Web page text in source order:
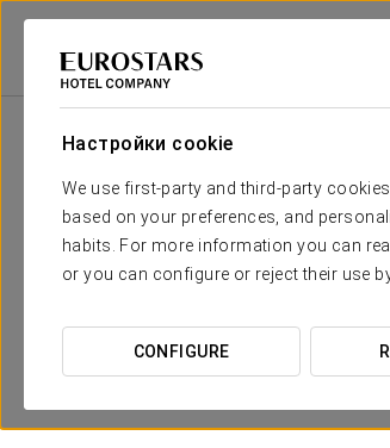
Настройки cookie
We use first-party and third-party
based on your preferences, and
habits. For more information you can
or you can configure or reject their use
CONFIGURE
Eurostars Hotel Company